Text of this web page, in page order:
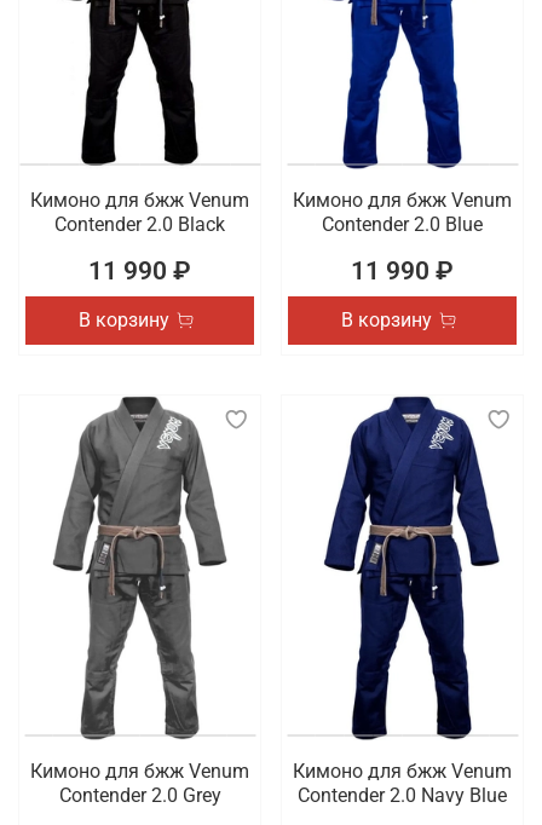
Кимоно для бжж Venum
Contender 2.0 Black
11 990 ₽
В корзину
Кимоно для бжж Venum
Contender 2.0 Blue
11 990 ₽
В корзину
Кимоно для бжж Venum
Contender 2.0 Grey
Кимоно для бжж Venum
Contender 2.0 Navy Blue